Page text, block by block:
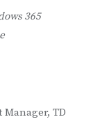
365
TD